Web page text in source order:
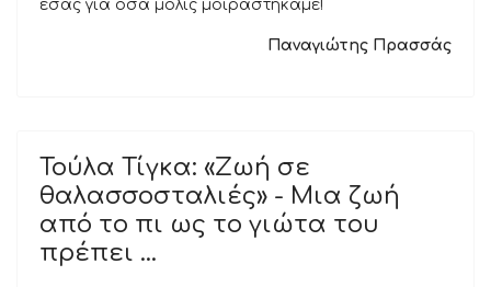
εσάς για όσα μόλις μοιραστήκαμε!
Παναγιώτης Πρασσάς
Τούλα Τίγκα: «Ζωή σε
θαλασσοσταλιές» - Μια ζωή
από το πι ως το γιώτα του
πρέπει …